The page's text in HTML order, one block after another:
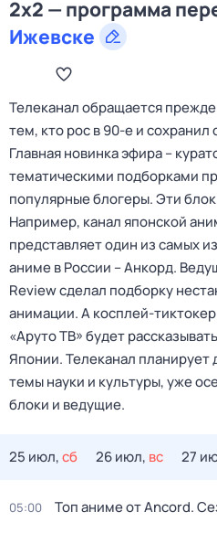
2x2 — программа
Ижевске
Телеканал обращается
тем, кто рос в 90-е и сохранил
Главная новинка эфира –
тематическими подборками
популярные блогеры. Эти
Например, канал японской
представляет один из самых
аниме в России – Анкорд.
Review сделал подборку
анимации. А косплей-
«Аруто ТВ» будет
Японии. Телеканал планирует
темы науки и культуры, уже
блоки и ведущие.
25 июл,сб 26 июл, вс 27
05:00 Топ аниме от Ancord.